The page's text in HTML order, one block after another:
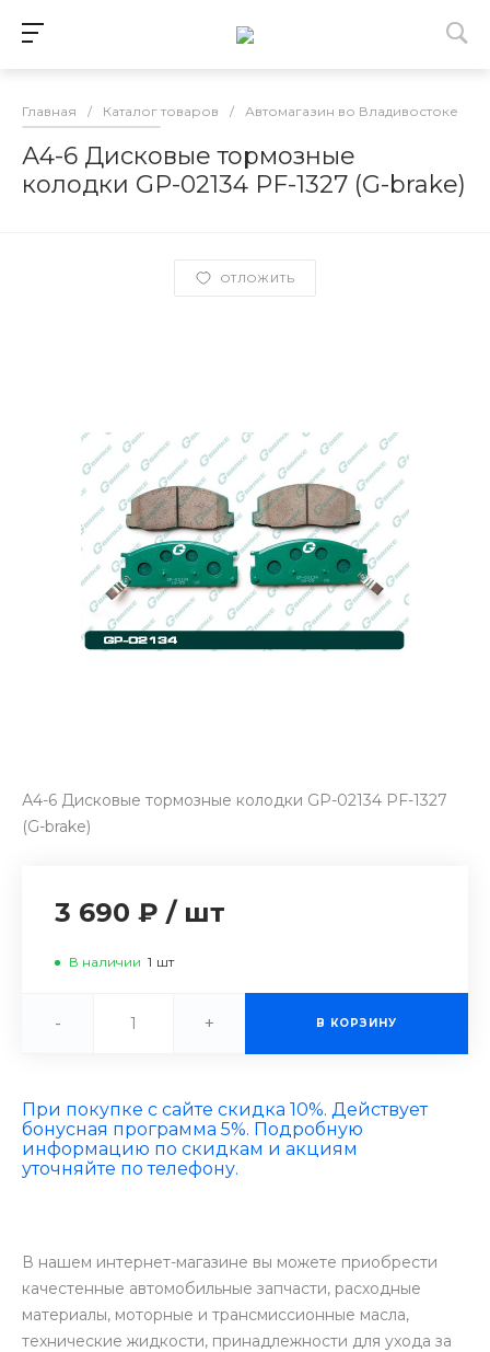
Главная / Каталог товаров / Автомагазин во Владивостоке
А4-6 Дисковые тормозные
колодки GP-02134 PF-1327 (G-brake)
ОТЛОЖИТЬ
А4-6 Дисковые тормозные колодки GP-02134 PF-1327
(G-brake)
3 690 ₽ / шт
В наличии 1 шт
- + В КОРЗИНУ
При покупке с сайте скидка 10%. Действует
бонусная программа 5%. Подробную
информацию по скидкам и акциям
уточняйте по телефону.
В нашем интернет-магазине вы можете приобрести
качестенные автомобильные запчасти, расходные
материалы, моторные и трансмиссионные масла,
технические жидкости, принадлежности для ухода за